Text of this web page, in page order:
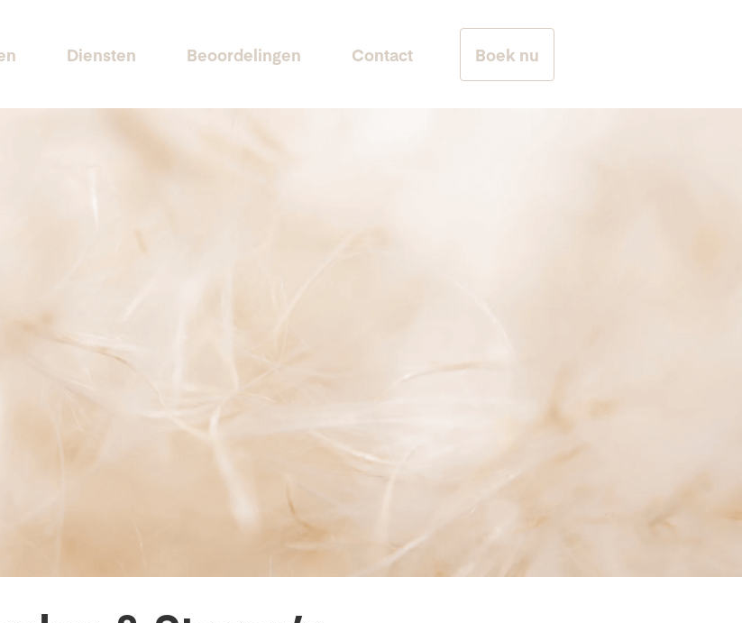
Diensten Beoordelingen Contact Boek nu